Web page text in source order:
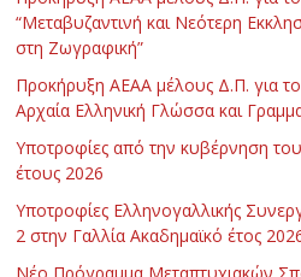
“Μεταβυζαντινή και Νεότερη
στη Ζωγραφική”
Προκήρυξη ΑΕΑΑ μέλους Δ.Π. για το
Αρχαία Ελληνική Γλώσσα και
Υποτροφίες από την κυβέρνηση
έτους 2026
Υποτροφίες Ελληνογαλλικής
2 στην Γαλλία Ακαδημαϊκό έτος